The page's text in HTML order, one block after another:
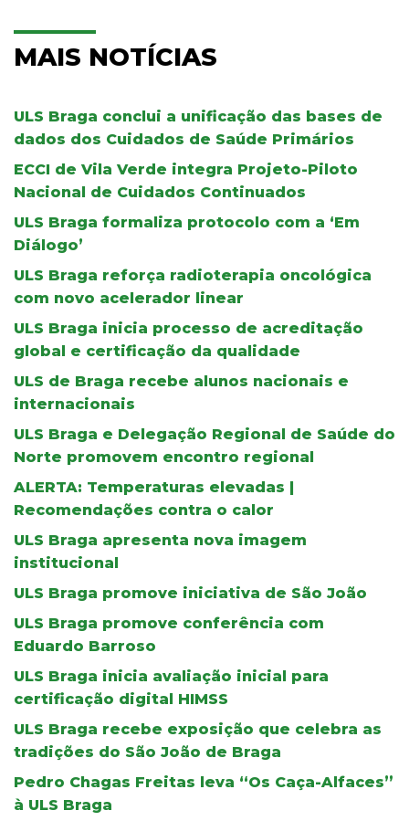
MAIS NOTÍCIAS
ULS Braga conclui a unificação das bases de
dados dos Cuidados de Saúde Primários
ECCI de Vila Verde integra Projeto-Piloto
Nacional de Cuidados Continuados
ULS Braga formaliza protocolo com a ‘Em
Diálogo’
ULS Braga reforça radioterapia oncológica
com novo acelerador linear
ULS Braga inicia processo de acreditação
global e certificação da qualidade
ULS de Braga recebe alunos nacionais e
internacionais
ULS Braga e Delegação Regional de Saúde do
Norte promovem encontro regional
ALERTA: Temperaturas elevadas |
Recomendações contra o calor
ULS Braga apresenta nova imagem
institucional
ULS Braga promove iniciativa de São João
ULS Braga promove conferência com
Eduardo Barroso
ULS Braga inicia avaliação inicial para
certificação digital HIMSS
ULS Braga recebe exposição que celebra as
tradições do São João de Braga
Pedro Chagas Freitas leva “Os Caça-Alfaces”
à ULS Braga